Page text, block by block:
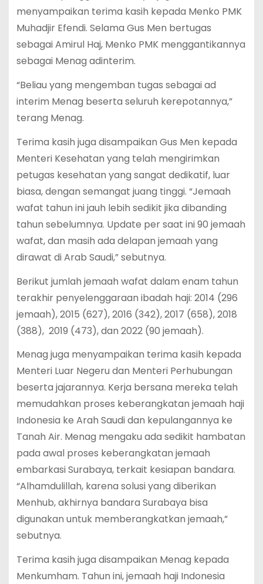
menyampaikan terima kasih kepada Menko PMK
Muhadjir Efendi. Selama Gus Men bertugas
sebagai Amirul Haj, Menko PMK menggantikannya
sebagai Menag adinterim.
“Beliau yang mengemban tugas sebagai ad
interim Menag beserta seluruh kerepotannya,”
terang Menag.
Terima kasih juga disampaikan Gus Men kepada
Menteri Kesehatan yang telah mengirimkan
petugas kesehatan yang sangat dedikatif, luar
biasa, dengan semangat juang tinggi. “Jemaah
wafat tahun ini jauh lebih sedikit jika dibanding
tahun sebelumnya. Update per saat ini 90 jemaah
wafat, dan masih ada delapan jemaah yang
dirawat di Arab Saudi,” sebutnya.
Berikut jumlah jemaah wafat dalam enam tahun
terakhir penyelenggaraan ibadah haji: 2014 (296
jemaah), 2015 (627), 2016 (342), 2017 (658), 2018
(388), 2019 (473), dan 2022 (90 jemaah).
Menag juga menyampaikan terima kasih kepada
Menteri Luar Negeru dan Menteri Perhubungan
beserta jajarannya. Kerja bersana mereka telah
memudahkan proses keberangkatan jemaah haji
Indonesia ke Arah Saudi dan kepulangannya ke
Tanah Air. Menag mengaku ada sedikit hambatan
pada awal proses keberangkatan jemaah
embarkasi Surabaya, terkait kesiapan bandara.
“Alhamdulillah, karena solusi yang diberikan
Menhub, akhirnya bandara Surabaya bisa
digunakan untuk memberangkatkan jemaah,”
sebutnya.
Terima kasih juga disampaikan Menag kepada
Menkumham. Tahun ini, jemaah haji Indonesia